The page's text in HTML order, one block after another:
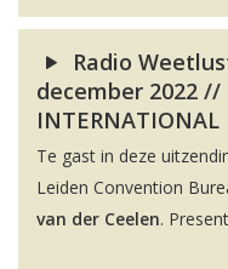
Radio
december 2022
INTERNATIONAL
Te gast in deze
Leiden Convention
van der Ceelen.